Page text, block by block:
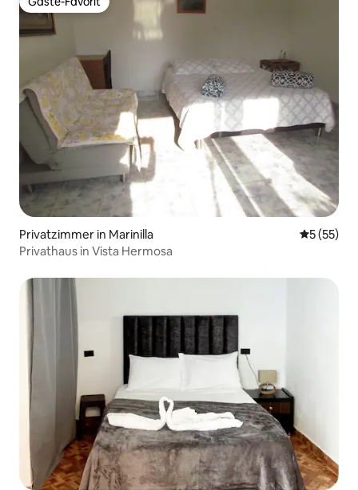
Gäste-Favorit
Privatzimmer in Marinilla
5 (55)
Privathaus in Vista Hermosa